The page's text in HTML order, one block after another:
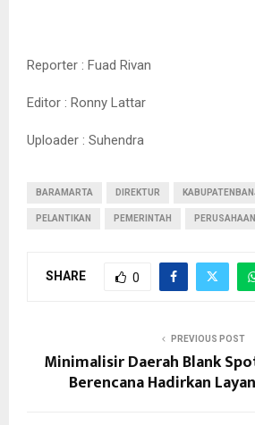
Reporter : Fuad Rivan
Editor : Ronny Lattar
Uploader : Suhendra
BARAMARTA DIREKTUR
PELANTIKAN PEMERINTAH PERUSAHAAN
SHARE 0
PREVIOUS POST
Minimalisir Daerah Blank
Berencana Hadirkan